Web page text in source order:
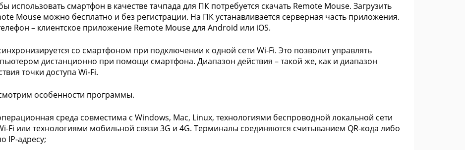
использовать смартфон в качестве тачпада для ПК потребуется скачать Remote Mouse. Загрузить
Mouse можно бесплатно и без регистрации. На ПК устанавливается серверная часть приложения.
– клиентское приложение Remote Mouse для Android или iOS.
со смартфоном при подключении к одной сети Wi-Fi. Это позволит управлять
дистанционно при помощи смартфона. Диапазон действия – такой же, как и диапазон
точки доступа Wi-Fi.
особенности программы.
среда совместима с Windows, Mac, Linux, технологиями беспроводной локальной сети
Fi или технологиями мобильной связи 3G и 4G. Терминалы соединяются считыванием QR-кода либо
IP-адресу;